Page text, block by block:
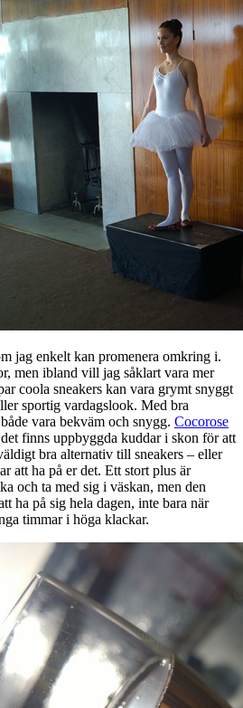
jag enkelt kan promenera omkring i.
men ibland vill jag såklart vara mer
coola sneakers kan vara grymt snyggt
sportig vardagslook. Med bra
vara bekväm och snygg. Cocorose
finns uppbyggda kuddar i skon för att
bra alternativ till sneakers – eller
att ha på er det. Ett stort plus är
och ta med sig i väskan, men den
ha på sig hela dagen, inte bara när
timmar i höga klackar.